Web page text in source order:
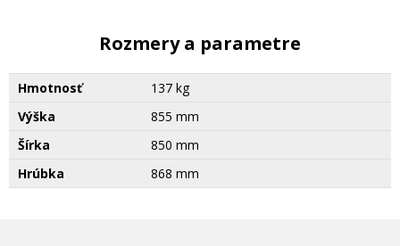
Rozmery a parametre
Hmotnosť
137 kg
Výška
855 mm
Šírka
850 mm
Hrúbka
868 mm